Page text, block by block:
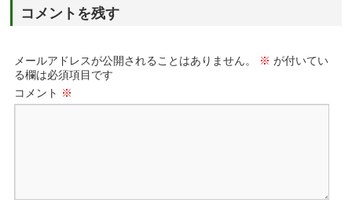
コメントを残す
メールアドレスが公開されることはありません。 ※ が付いてい
る欄は必須項目です
コメント ※